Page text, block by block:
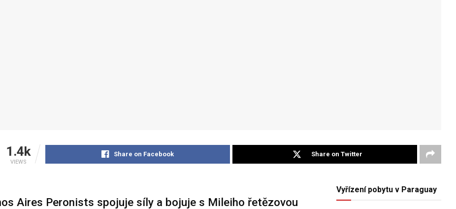
1.4k
VIEWS
Share on Facebook Share on Twitter
Aires Peronists spojuje síly a bojuje s Mileiho řetězovou
Vyřízení pobytu v Paraguay